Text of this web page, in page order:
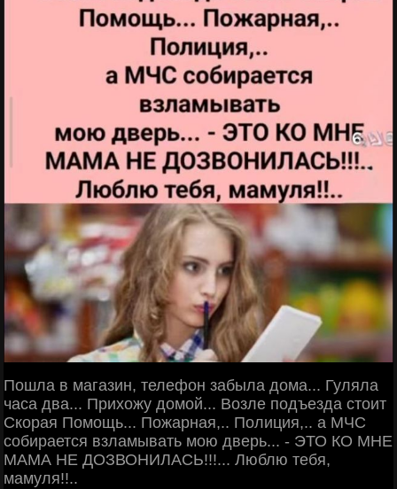
Пошла в магазин, телефон забыла дома... Гуляла
часа два... Прихожу домой... Возле подъезда стоит
Скорая Помощь... Пожарная,.. Полиция,.. а МЧС
собирается взламывать мою дверь... - ЭТО КО МНЕ
МАМА НЕ ДОЗВОНИЛАСЬ!!!... Люблю тебя,
мамуля!!..